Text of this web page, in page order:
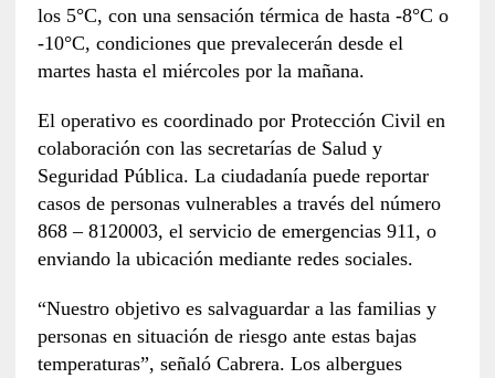
los 5°C, con una sensación térmica de hasta -8°C o
-10°C, condiciones que prevalecerán desde el
martes hasta el miércoles por la mañana.
El operativo es coordinado por Protección Civil en
colaboración con las secretarías de Salud y
Seguridad Pública. La ciudadanía puede reportar
casos de personas vulnerables a través del número
868 – 8120003, el servicio de emergencias 911, o
enviando la ubicación mediante redes sociales.
“Nuestro objetivo es salvaguardar a las familias y
personas en situación de riesgo ante estas bajas
temperaturas”, señaló Cabrera. Los albergues